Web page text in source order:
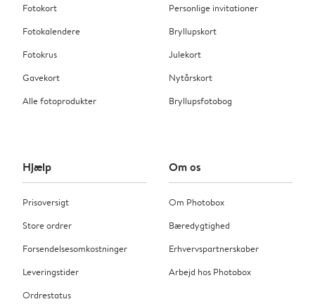
Fotokort
Fotokalendere
Fotokrus
Gavekort
Alle fotoprodukter
Personlige invitationer
Bryllupskort
Julekort
Nytårskort
Bryllupsfotobog
Hjælp
Prisoversigt
Store ordrer
Forsendelsesomkostninger
Leveringstider
Ordrestatus
Om os
Om Photobox
Bæredygtighed
Erhvervspartnerskaber
Arbejd hos Photobox